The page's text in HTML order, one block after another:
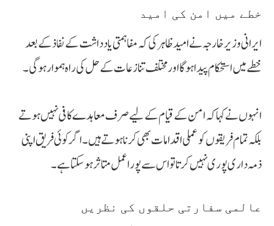
خطے میں امن کی امید
ایرانی وزیر خارجہ نے امید ظاہر کی کہ مفاہمتی یادداشت کے نفاذ کے بعد
خطے میں استحکام پیدا ہوگا اور مختلف تنازعات کے حل کی راہ ہموار ہوگی۔
انہوں نے کہا کہ امن کے قیام کے لیے صرف معاہدے کافی نہیں ہوتے
بلکہ تمام فریقوں کو عملی اقدامات بھی کرنا ہوتے ہیں۔ اگر کوئی فریق اپنی
ذمہ داری پوری نہیں کرتا تو اس سے پورا عمل متاثر ہو سکتا ہے۔
عالمی سفارتی حلقوں کی نظریں